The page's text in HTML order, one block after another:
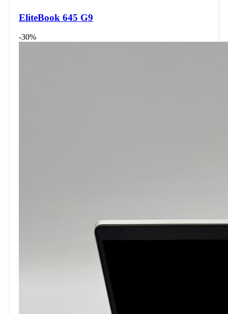
EliteBook 645 G9
-30%